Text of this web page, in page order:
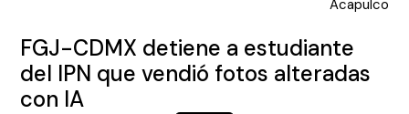
Acapulco
FGJ-CDMX detiene a estudiante
del IPN que vendió fotos alteradas
con IA